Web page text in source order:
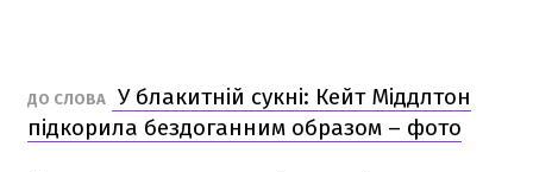
ДО СЛОВА
У блакитній сукні: Кейт Міддлтон
підкорила бездоганним образом – фото